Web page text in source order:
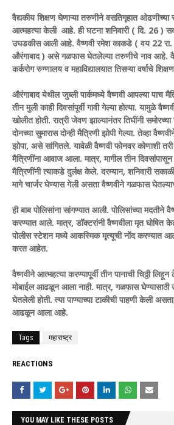
वैद्यकीय शिक्षण घेणाऱ्या तरुणीने वसतिगृहात
आत्महत्या केली आहे. ही घटना शनिवारी ( दि. 26 )
उघडकीस आली आहे. वैष्णवी रमेश काकडे ( वय 22 रा.
औरंगाबाद ) असे गळफास घेतलेल्या तरुणीचे नाव आहे.
कर्करोग रुग्णालय व महाविद्यालयात तिसऱ्या वर्षाचे
औरंगाबाद येथील जुब्ली पार्कमध्ये वैष्णवी आपल्या पाच
तीन मुली काही दिवसांपूर्वी गावी गेल्या होत्या. यामुळे
खोलीत होती. रात्री जेवण झाल्यानंतर तिघींनी
दोनच्या सुमारास दोन्ही मैत्रिणी झोपी गेल्या. तेव्हा
झोपा, असे सांगितले. यावेळी वैष्णवी फोनवर कोणाशी
मैत्रिणींना आवाज आला. मात्र, मागील तीन
मैत्रिणींनी त्याकडे दुर्लक्ष केले. दरम्यान, शनिवारी
मागे चार्जर घेण्यास गेली असता वैष्णवीने गळफास
ही बाब पोलिसांना सांगण्यात आली. पोलिसांच्या मदतीने
करण्यात आले. मात्र, डॉक्टरांनी वैष्णवीला मृत घोषित
पोलीस स्टेशन मध्ये आकस्मिक मृत्यूची नोंद करण्यात
करत आहेत.
वैष्णवीने आत्महत्या करण्यापूर्वी तीन पानाची चिठ्ठी
मोबाईल आढळून आला नाही. मात्र, गळफास घेण्यासाठी
घेतलेली होती. त्या पाण्याच्या टाकीची पाहणी केली
आढळून आला आहे.
Tags महाराष्ट्र
REACTIONS
YOU MAY LIKE THESE POSTS